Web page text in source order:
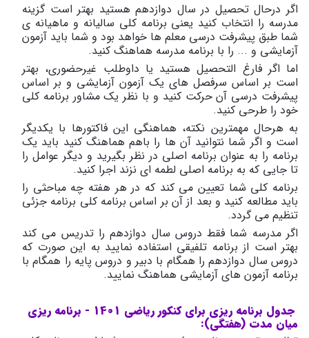
اگر درحال تحصیل در سال دوازدهم هستید بهتر است گزینه
مدرسه را انتخاب کنید یعنی برنامه کلی سالیانه و ماهیانه ی
شما طبق پیشرفت درسی معلم ها خواهد بود و شما باید آزمون
آزمایشی و ... را با برنامه مدرسه هماهنگ کنید.
اما اگر فارغ التحصیل هستید یا داوطلب غیرحضوری، بهتر
است بر اساس سرفصل های یک آزمون آزمایشی و بر اساس
پیشرفت درسی آن حرکت کنید و با نظر یک مشاور برنامه کلی
خود را طرحی کنید.
به هرحال مهمترین نکته، هماهنگی این فاکتورها با یکدیگر
است و اگر شما نتوانید آن ها را باهم هماهنگ کنید باید یک
برنامه را به عنوان برنامه اصلی در نظر بگیرید و دیگر عوامل را
تا جایی که به برنامه اصلی لطمه ای نزند اجرا کنید.
برنامه کلی شما تعیین می کند که در هر هفته چه مباحثی را
باید مطالعه کنید و بعد از آن بر اساس برنامه کلی برنامه جزئی
تنظیم می گردد.
اگر مدرسه شما فقط دروس سال دوازدهم را تدریس می کند
بهتر است از برنامه تلفیقی استفاده نمایید به این صورت که
دروس سال دوازدهم را همگام با دبیر و دروس پایه را همگام با
برنامه آزمون های آزمایشی هماهنگ نمایید.
جدول برنامه ریزی برای کنکور ریاضی 1401 - برنامه ریزی
میان مدت (هفتگی):